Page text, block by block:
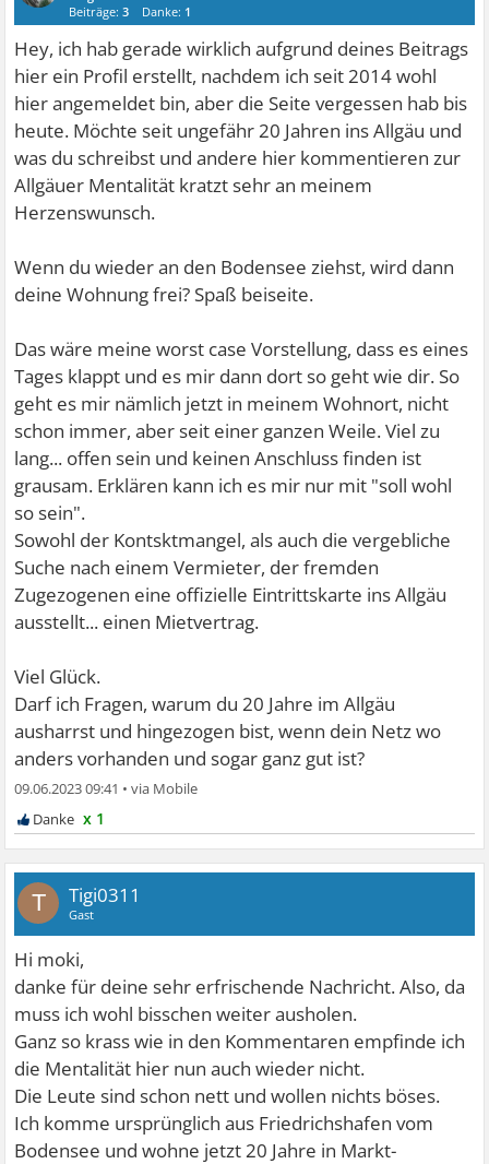
Beiträge:3 Danke: 1
Hey, ich hab gerade wirklich aufgrund deines Beitrags
hier ein Profil erstellt, nachdem ich seit 2014 wohl
hier angemeldet bin, aber die Seite vergessen hab bis
heute. Möchte seit ungefähr 20 Jahren ins Allgäu und
was du schreibst und andere hier kommentieren zur
Allgäuer Mentalität kratzt sehr an meinem
Herzenswunsch.
Wenn du wieder an den Bodensee ziehst, wird dann
deine Wohnung frei? Spaß beiseite.
Das wäre meine worst case Vorstellung, dass es eines
Tages klappt und es mir dann dort so geht wie dir. So
geht es mir nämlich jetzt in meinem Wohnort, nicht
schon immer, aber seit einer ganzen Weile. Viel zu
lang... offen sein und keinen Anschluss finden ist
grausam. Erklären kann ich es mir nur mit "soll wohl
so sein".
Sowohl der Kontsktmangel, als auch die vergebliche
Suche nach einem Vermieter, der fremden
Zugezogenen eine offizielle Eintrittskarte ins Allgäu
ausstellt... einen Mietvertrag.
Viel Glück.
Darf ich Fragen, warum du 20 Jahre im Allgäu
ausharrst und hingezogen bist, wenn dein Netz wo
anders vorhanden und sogar ganz gut ist?
09.06.2023 09:41 •
x 1
T Tigi0311
Gast
Hi moki,
danke für deine sehr erfrischende Nachricht. Also, da
muss ich wohl bisschen weiter ausholen.
Ganz so krass wie in den Kommentaren empfinde ich
die Mentalität hier nun auch wieder nicht.
Die Leute sind schon nett und wollen nichts böses.
Ich komme ursprünglich aus Friedrichshafen vom
Bodensee und wohne jetzt 20 Jahre in Markt-